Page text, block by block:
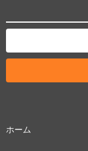
ホーム